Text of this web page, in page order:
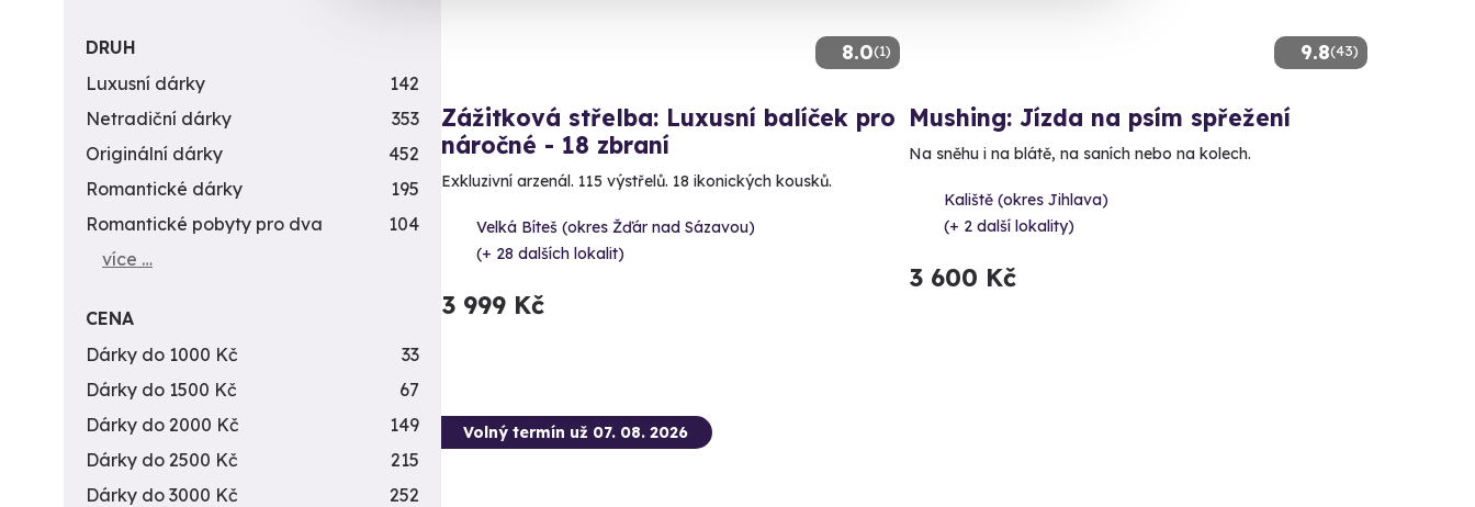
8.0(1)
Zážitková střelba: Luxusní balíček pro
náročné - 18 zbraní
Exkluzivní arzenál. 115 výstřelů. 18 ikonických kousků.
Velká Bíteš (okres Žďár nad Sázavou)
(+ 28 dalších lokalit)
3 999 Kč
9.8(43)
Mushing: Jízda na psím spřežení
Na sněhu i na blátě, na saních nebo na kolech.
Kaliště (okres Jihlava)
(+ 2 další lokality)
3 600 Kč
Volný termín už 07. 08. 2026
DRUH
Luxusní dárky
142
Netradiční dárky
353
Originální dárky
452
Romantické dárky
195
Romantické pobyty pro dva
104
více …
CENA
Dárky do 1000 Kč
33
Dárky do 1500 Kč
67
Dárky do 2000 Kč
149
Dárky do 2500 Kč
215
Dárky do 3000 Kč
252